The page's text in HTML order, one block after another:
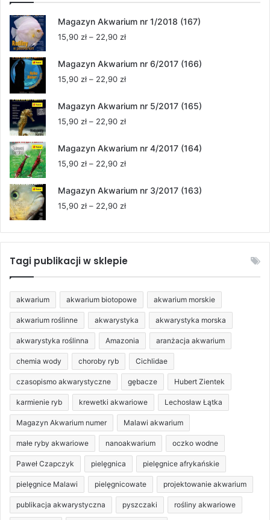
Magazyn Akwarium nr 1/2018 (167)
15,90 zł – 22,90 złZakres
od
Magazyn Akwarium nr 6/2017 (166)
15,90 zł – 22,90 złZakres
od
Magazyn Akwarium nr 5/2017 (165)
15,90 zł – 22,90 złZakres
od
Magazyn Akwarium nr 4/2017 (164)
15,90 zł – 22,90 złZakres
od
Magazyn Akwarium nr 3/2017 (163)
15,90 zł – 22,90 złZakres
od
15,90 zł
Tagi publikacji w sklepie
akwarium akwarium biotopowe akwarium morskie
akwarium roślinne akwarystyka akwarystyka morska
akwarystyka roślinna Amazonia aranżacja akwarium
chemia wody choroby ryb Cichlidae
czasopismo akwarystyczne gębacze Hubert Zientek
karmienie ryb krewetki akwariowe Lechosław Łątka
Magazyn Akwarium numer Malawi akwarium
małe ryby akwariowe nanoakwarium oczko wodne
Paweł Czapczyk pielęgnica pielęgnice afrykańskie
pielęgnice Malawi pielęgnicowate projektowanie akwarium
publikacja akwarystyczna pyszczaki rośliny akwariowe